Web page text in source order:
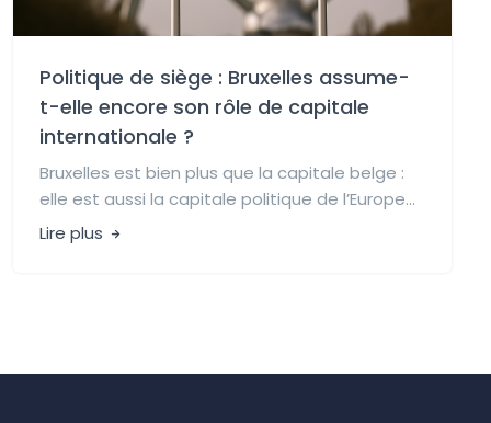
Politique de siège : Bruxelles assume-
t-elle encore son rôle de capitale
internationale ?
Bruxelles est bien plus que la capitale belge :
elle est aussi la capitale politique de l’Europe...
Lire plus